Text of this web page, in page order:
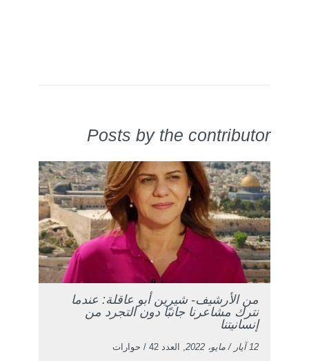
Posts by the contributor
من الأرشيف- شيرين أبو عاقلة: عندما
نترك مشاعرنا جانبًا دون التجرد من
إنسانيتنا
12 آيار / مايو، 2022 , العدد 42 / حوارات